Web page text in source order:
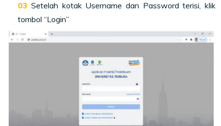
Setelah kotak Username dan Password terisi, klik
tombol “Login”